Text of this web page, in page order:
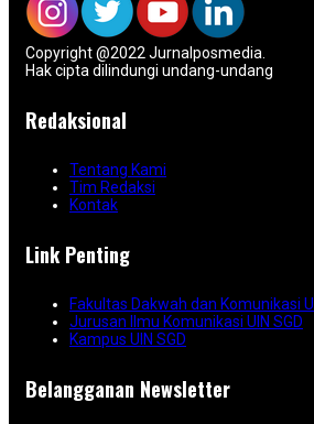
Copyright @2022 Jurnalposmedia.
Hak cipta dilindungi undang-undang
Redaksional
Tentang Kami
Tim Redaksi
Kontak
Link Penting
Fakultas Dakwah dan Komunikasi
Jurusan Ilmu Komunikasi UIN SGD
Kampus UIN SGD
Belangganan Newsletter